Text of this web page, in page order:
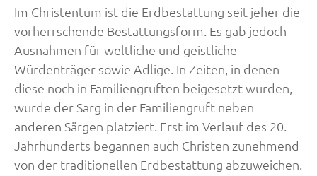
Im Christentum ist die Erdbestattung seit jeher die
vorherrschende Bestattungsform. Es gab jedoch
Ausnahmen für weltliche und geistliche
Würdenträger sowie Adlige. In Zeiten, in denen
diese noch in Familiengruften beigesetzt wurden,
wurde der Sarg in der Familiengruft neben
anderen Särgen platziert. Erst im Verlauf des 20.
Jahrhunderts begannen auch Christen zunehmend
von der traditionellen Erdbestattung abzuweichen.